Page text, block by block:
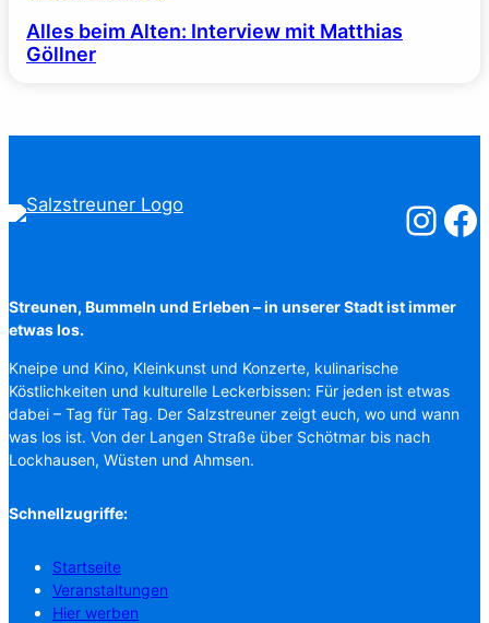
Alles beim Alten: Interview mit Matthias
Göllner
Streunen, Bummeln und Erleben – in unserer Stadt ist immer
etwas los.
Kneipe und Kino, Kleinkunst und Konzerte, kulinarische
Köstlichkeiten und kulturelle Leckerbissen: Für jeden ist etwas
dabei – Tag für Tag. Der Salzstreuner zeigt euch, wo und wann
was los ist. Von der Langen Straße über Schötmar bis nach
Lockhausen, Wüsten und Ahmsen.
Schnellzugriffe:
Startseite
Veranstaltungen
Hier werben